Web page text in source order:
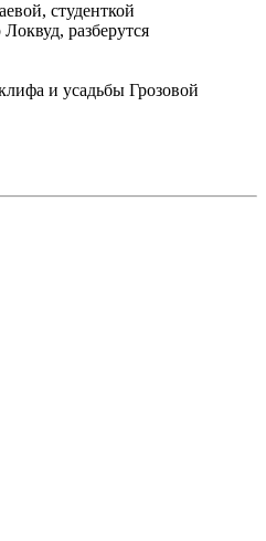
студенткой
разберутся
и усадьбы Грозовой